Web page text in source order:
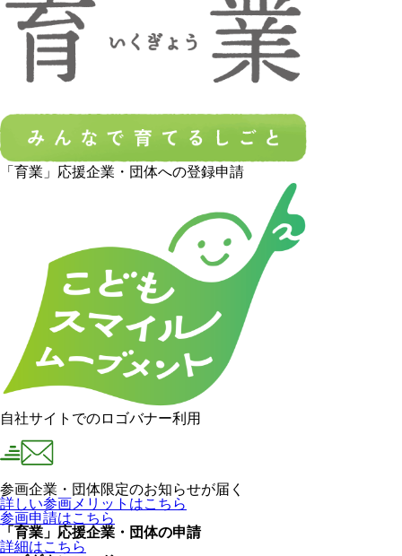
「育業」応援企業・団体への登録申請
自社サイトでのロゴバナー利用
参画企業・団体限定のお知らせが届く
詳しい参画メリットはこちら
参画申請はこちら
「育業」応援企業・団体の申請
詳細はこちら